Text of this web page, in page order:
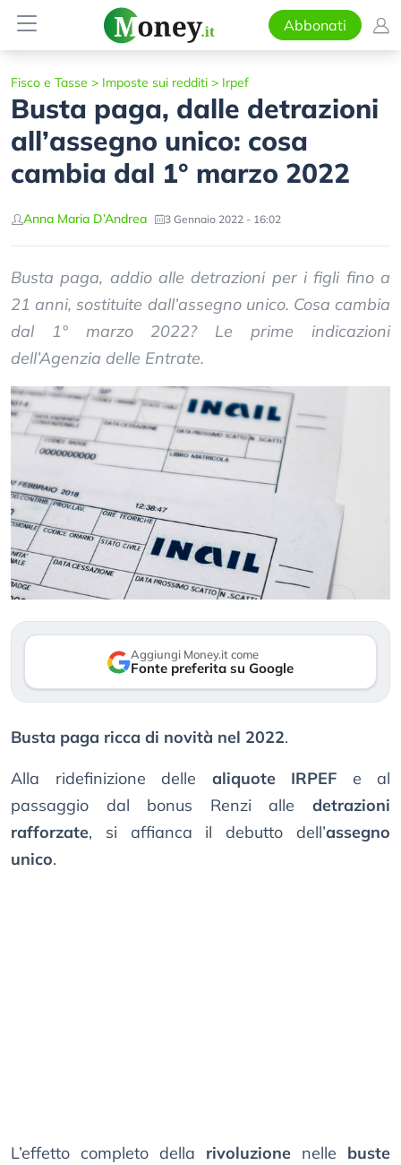
Abbonati
Fisco e Tasse > Imposte sui redditi > Irpef
Busta paga, dalle detrazioni
all’assegno unico: cosa
cambia dal 1° marzo 2022
Anna Maria D’Andrea 3 Gennaio 2022 - 16:02
Busta paga, addio alle detrazioni per i figli fino a
21 anni, sostituite dall’assegno unico. Cosa cambia
dal 1° marzo 2022? Le prime indicazioni
dell’Agenzia delle Entrate.
Aggiungi Money.it come
Fonte preferita su Google
Busta paga ricca di novità nel 2022.
Alla ridefinizione delle aliquote IRPEF e al
passaggio dal bonus Renzi alle detrazioni
rafforzate, si affianca il debutto dell’assegno
unico.
L’effetto completo della rivoluzione nelle buste